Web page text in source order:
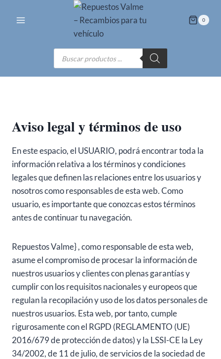
0
Búsqueda
de
productos
Aviso legal y términos de uso
En este espacio, el USUARIO, podrá encontrar toda la
información relativa a los términos y condiciones
legales que definen las relaciones entre los usuarios y
nosotros como responsables de esta web. Como
usuario, es importante que conozcas estos términos
antes de continuar tu navegación.
Repuestos Valme} , como responsable de esta web,
asume el compromiso de procesar la información de
nuestros usuarios y clientes con plenas garantías y
cumplir con los requisitos nacionales y europeos que
regulan la recopilación y uso de los datos personales de
nuestros usuarios. Esta web, por tanto, cumple
rigurosamente con el RGPD (REGLAMENTO (UE)
2016/679 de protección de datos) y la LSSI-CE la Ley
34/2002, de 11 de julio, de servicios de la sociedad de